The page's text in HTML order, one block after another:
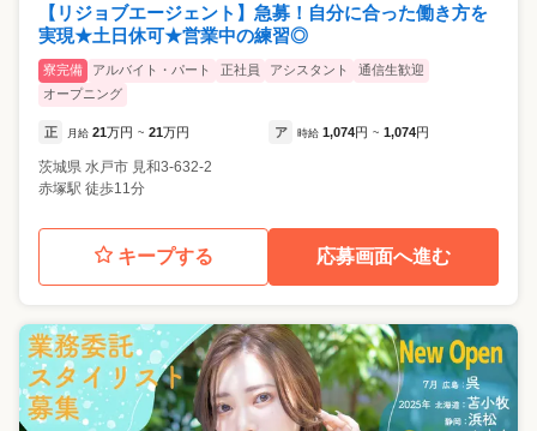
【リジョブエージェント】急募！自分に合った働き方を
実現★土日休可★営業中の練習◎
寮完備 アルバイト・パート 正社員 アシスタント
通信生歓迎
オープニング
正 月給 21万円 ~ 21万円 ア 時給 1,074円 ~ 1,074円
茨城県 水戸市 見和3-632-2
赤塚駅 徒歩11分
キープする 応募画面へ進む